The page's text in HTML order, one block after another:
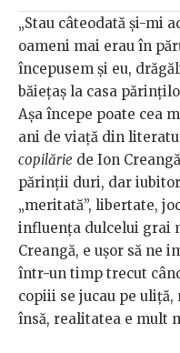
„Stau câteodată și-mi
oameni mai erau în
începusem și eu,
băiețaș la casa
Așa începe poate cea
ani de viață din
copilărie de Ion
părinții duri, dar
„meritată”, libertate,
influența dulcelui grai
Creangă, e ușor să ne
într-un timp trecut
copiii se jucau pe uliță,
însă, realitatea e mult